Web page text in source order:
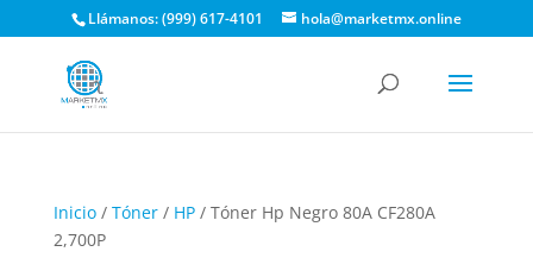
Llámanos: (999) 617-4101 hola@marketmx.online
Inicio/ Tóner/ HP/ Tóner Hp Negro 80A CF280A
2,700P